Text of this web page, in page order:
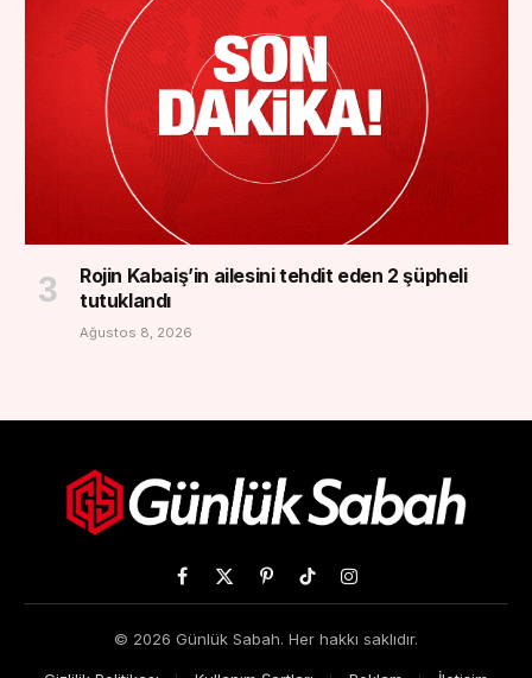
Rojin Kabaiş’in ailesini tehdit eden 2 şüpheli
tutuklandı
Ağustos 8, 2026
Facebook
X
PinterestTikTokInstagram
© 2026 Günlük Sabah. Her hakkı saklıdır.